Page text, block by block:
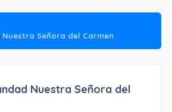
Señora del Carmen
Nuestra Señora del